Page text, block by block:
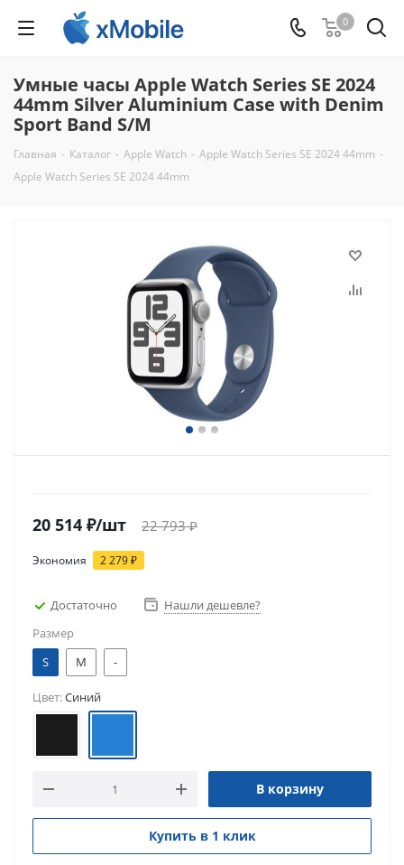
0
Умные часы Apple Watch Series SE 2024
44mm Silver Aluminium Case with Denim
Sport Band S/M
Главная - Каталог - Apple Watch - Apple Watch Series SE 2024 44mm -
Apple Watch Series SE 2024 44mm
20 514 ₽/шт 22 793₽
Экономия 2 279₽
Достаточно
Нашли дешевле?
Размер
S
M -
Цвет:Синий
В корзину
Купить в 1 клик